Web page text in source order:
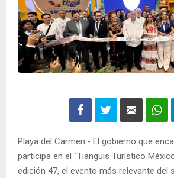
Playa del Carmen.- El gobierno que
participa en el “Tianguis Turístico
edición 47, el evento más relevante del